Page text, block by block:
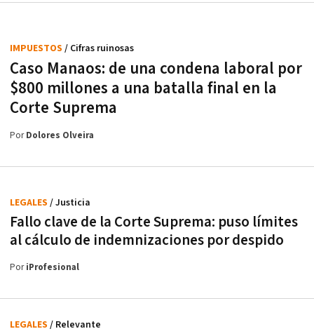
Caso Manaos: de una condena laboral por
$800 millones a una batalla final en la
Corte Suprema
IMPUESTOS / Cifras ruinosas
PorDolores Olveira
Fallo clave de la Corte Suprema: puso límites
al cálculo de indemnizaciones por despido
LEGALES / Justicia
PoriProfesional
LEGALES / Relevante